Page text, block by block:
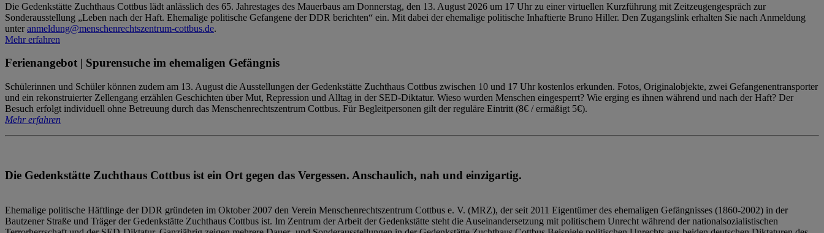
Die Gedenkstätte Zuchthaus Cottbus lädt anlässlich des 65. Jahrestages des Mauerbaus am Donnerstag, den 13. August 2026 um 17 Uhr zu einer virtuellen Kurzführung mit Zeitzeugengespräch zur
Sonderausstellung „Leben nach der Haft. Ehemalige politische Gefangene der DDR berichten“ ein. Mit dabei der ehemalige politische Inhaftierte Bruno Hiller. Den Zugangslink erhalten Sie nach Anmeldung
unteranmeldung@menschenrechtszentrum-cottbus.de.
Mehr erfahren
Ferienangebot | Spurensuche im ehemaligen Gefängnis
Schülerinnen und Schüler können zudem am 13. August die Ausstellungen der Gedenkstätte Zuchthaus Cottbus zwischen 10 und 17 Uhr kostenlos erkunden. Fotos, Originalobjekte, zwei Gefangenentransporter
und ein rekonstruierter Zellengang erzählen Geschichten über Mut, Repression und Alltag in der SED-Diktatur. Wieso wurden Menschen eingesperrt? Wie erging es ihnen während und nach der Haft? Der
Besuch erfolgt individuell ohne Betreuung durch das Menschenrechtszentrum Cottbus. Für Begleitpersonen gilt der reguläre Eintritt (8€ / ermäßigt 5€).
Mehr erfahren
Die Gedenkstätte Zuchthaus Cottbus ist ein Ort gegen das Vergessen. Anschaulich, nah und einzigartig.
Ehemalige politische Häftlinge der DDR gründeten im Oktober 2007 den Verein Menschenrechtszentrum Cottbus e. V. (MRZ), der seit 2011 Eigentümer des ehemaligen Gefängnisses (1860-2002) in der
Bautzener Straße und Träger der Gedenkstätte Zuchthaus Cottbus ist. Im Zentrum der Arbeit der Gedenkstätte steht die Auseinandersetzung mit politischem Unrecht während der nationalsozialistischen